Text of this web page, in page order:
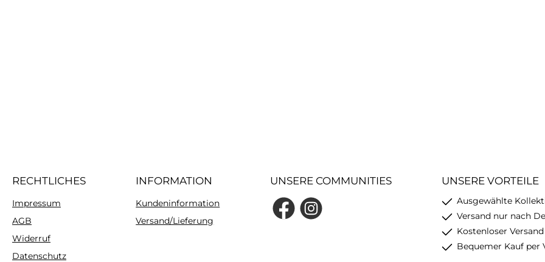
RECHTLICHES
Impressum
AGB
Widerruf
Datenschutz
INFORMATION
Kundeninformation
Versand/Lieferung
UNSERE COMMUNITIES
FacebookInstagram
UNSERE VORTEILE
Ausgewählte
Versand nur nach
Kostenloser
Bequemer Kauf per